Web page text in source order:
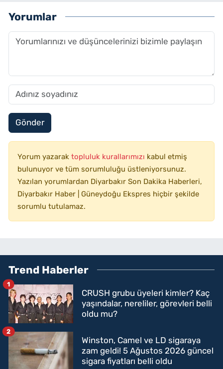
Yorumlar
Gönder
Yorum yazarak topluluk kurallarımızı kabul etmiş
bulunuyor ve tüm sorumluluğu üstleniyorsunuz.
Yazılan yorumlardan Diyarbakır Son Dakika Haberleri,
Diyarbakır Haber | Güneydoğu Ekspres hiçbir şekilde
sorumlu tutulamaz.
Trend Haberler
CRUSH grubu üyeleri kimler? Kaç
yaşındalar, nereliler, görevleri belli
oldu mu?
1
Winston, Camel ve LD sigaraya
zam geldi! 5 Ağustos 2026 güncel
sigara fiyatları belli oldu
2